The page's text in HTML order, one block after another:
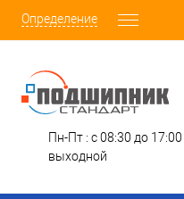
Определение
Пн-Пт : с 08:30 до 17:00
выходной